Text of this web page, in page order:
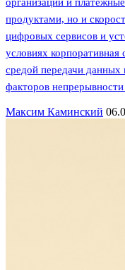
продуктами, но и
цифровых сервисов и
условиях
средой передачи данных
факторов непрерывности
Максим Каминский